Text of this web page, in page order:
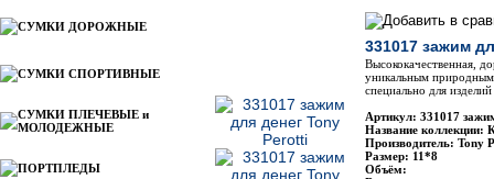
СУМКИ ДОРОЖНЫЕ
СУМКИ СПОРТИВНЫЕ
СУМКИ ПЛЕЧЕВЫЕ и
МОЛОДЕЖНЫЕ
ПОРТПЛЕДЫ
331017 зажим
Высококачественная,
уникальным
специально для
Артикул: 331017
Название коллекции:
Производитель: Tony
Размер: 11*8
Объём: